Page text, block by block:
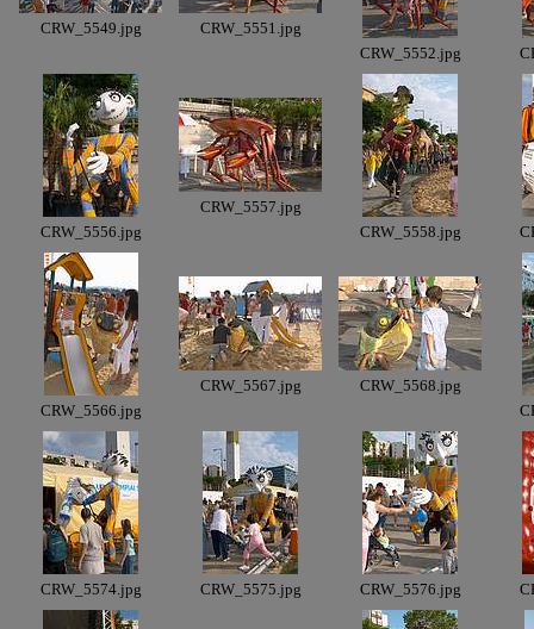
CRW_5549.jpg
CRW_5551.jpg
CRW_5552.jpg
CRW_5556.jpg
CRW_5557.jpg
CRW_5558.jpg
CRW_5566.jpg
CRW_5567.jpg
CRW_5568.jpg
CRW_5574.jpg CRW_5575.jpg CRW_5576.jpg